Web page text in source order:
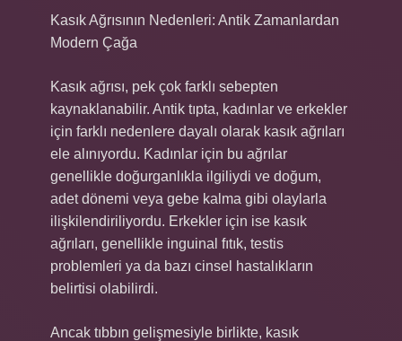
Kasık Ağrısının Nedenleri: Antik Zamanlardan
Modern Çağa
Kasık ağrısı, pek çok farklı sebepten
kaynaklanabilir. Antik tıpta, kadınlar ve erkekler
için farklı nedenlere dayalı olarak kasık ağrıları
ele alınıyordu. Kadınlar için bu ağrılar
genellikle doğurganlıkla ilgiliydi ve doğum,
adet dönemi veya gebe kalma gibi olaylarla
ilişkilendiriliyordu. Erkekler için ise kasık
ağrıları, genellikle inguinal fıtık, testis
problemleri ya da bazı cinsel hastalıkların
belirtisi olabilirdi.
Ancak tıbbın gelişmesiyle birlikte, kasık